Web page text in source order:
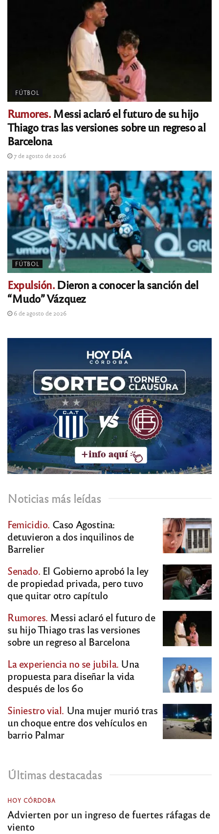
FÚTBOL
Rumores.Messi aclaró el futuro de su hijo
Thiago tras las versiones sobre un regreso al
Barcelona
7 de agosto de 2026
FÚTBOL
Expulsión.Dieron a conocer la sanción del
“Mudo” Vázquez
6 de agosto de 2026
Noticias más leídas
Femicidio. Caso Agostina:
detuvieron a dos inquilinos de
Barrelier
Senado. El Gobierno aprobó la ley
de propiedad privada, pero tuvo
que quitar otro capítulo
Rumores. Messi aclaró el futuro de
su hijo Thiago tras las versiones
sobre un regreso al Barcelona
La experiencia no se jubila. Una
propuesta para diseñar la vida
después de los 60
Siniestro vial. Una mujer murió tras
un choque entre dos vehículos en
barrio Palmar
Últimas destacadas
HOY CÓRDOBA
Advierten por un ingreso de fuertes ráfagas de
viento